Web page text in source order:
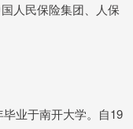
人民保险集团、人保
业于南开大学。自19